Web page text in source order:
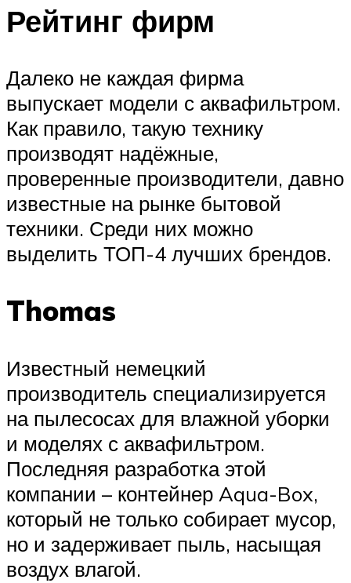
Рейтинг фирм
Далеко не каждая фирма
выпускает модели с аквафильтром.
Как правило, такую технику
производят надёжные,
проверенные производители, давно
известные на рынке бытовой
техники. Среди них можно
выделить ТОП-4 лучших брендов.
Thomas
Известный немецкий
производитель специализируется
на пылесосах для влажной уборки
и моделях с аквафильтром.
Последняя разработка этой
компании – контейнер Aqua-Box,
который не только собирает мусор,
но и задерживает пыль, насыщая
воздух влагой.